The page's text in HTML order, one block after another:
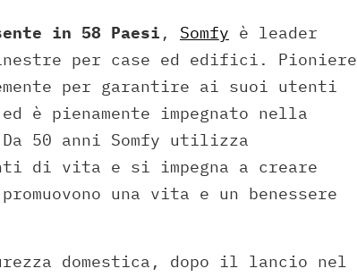
in 58 Paesi , Somfy è leader
per case ed edifici. Pioniere
per garantire ai suoi utenti
è pienamente impegnato nella
50 anni Somfy utilizza
di vita e si impegna a creare
una vita e un benessere
domestica, dopo il lancio nel